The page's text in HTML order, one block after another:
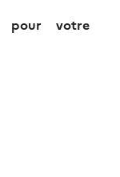
pour votre